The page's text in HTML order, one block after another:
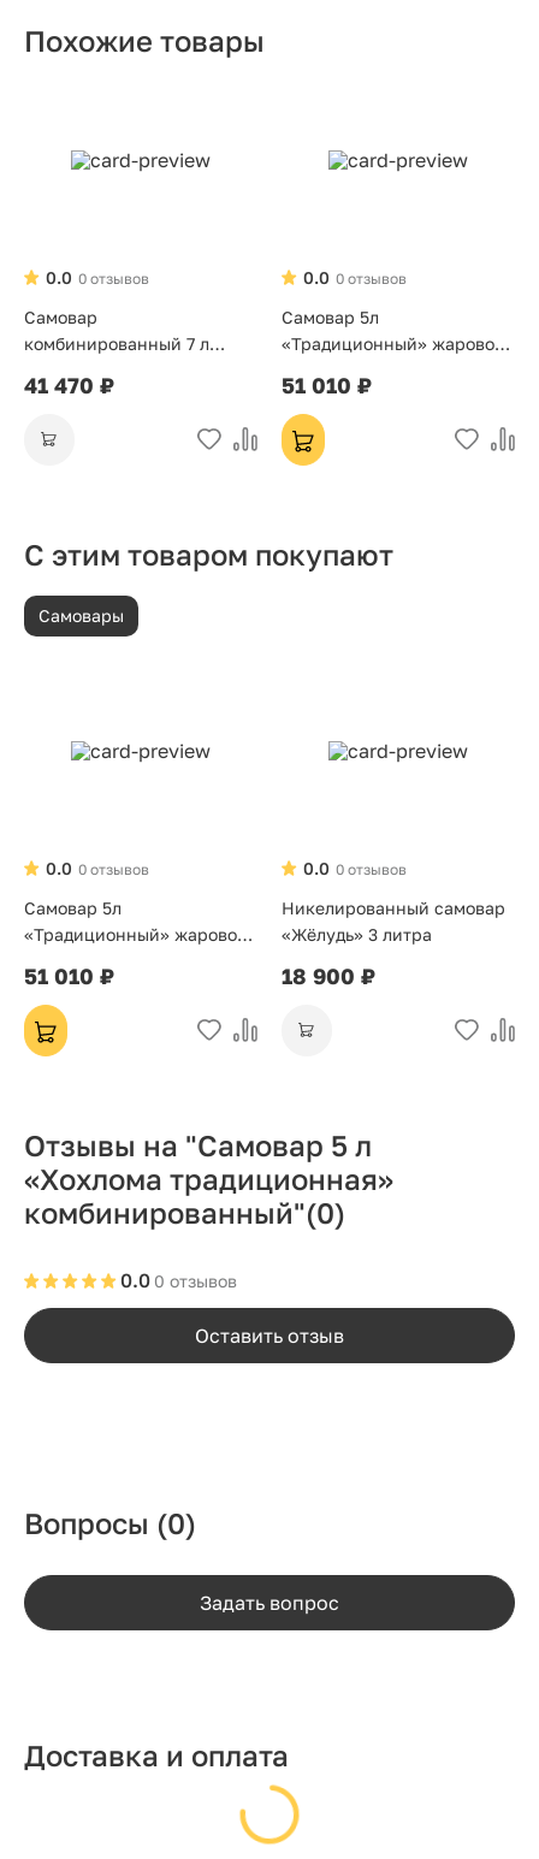
Похожие товары
0 отзывов
0.0
Самовар
комбинированный 7 л
41 470 ₽
0 отзывов
0.0
Самовар 5л
«Традиционный» жаровой
51 010 ₽
С этим товаром покупают
Самовары
0 отзывов
0.0
Самовар 5л
«Традиционный» жаровой
51 010 ₽
0 отзывов
0.0
Никелированный самовар
«Жёлудь» 3 литра
18 900 ₽
Отзывы на "Самовар 5 л
«Хохлома традиционная»
комбинированный"(0)
0 отзывов
0.0
Оставить отзыв
Вопросы (0)
Задать вопрос
Доставка и оплата